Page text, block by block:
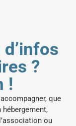
?
!
que
hébergement,
ou